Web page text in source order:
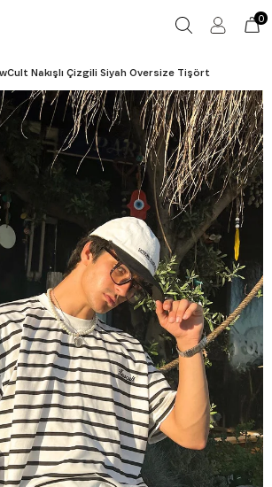
0
Nakışlı Çizgili Siyah Oversize Tişört